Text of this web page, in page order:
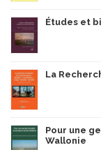
Études et
La
Pour une
Wallonie